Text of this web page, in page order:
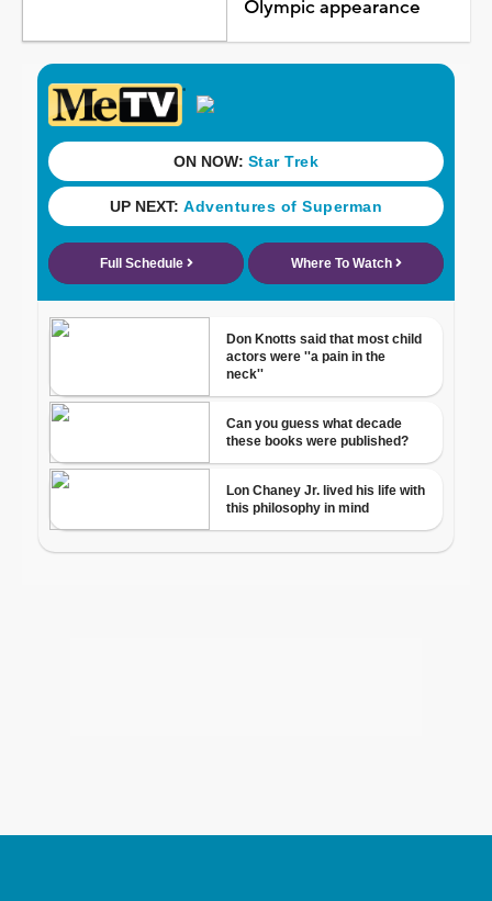
Olympic appearance